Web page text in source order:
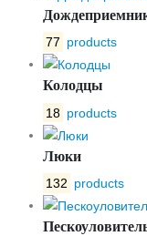
77 products
Колодцы
18 products
Люки
132 products